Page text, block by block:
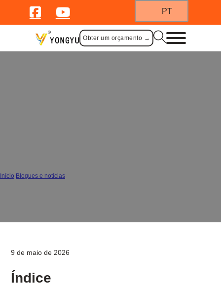
PT
Obter um orçamento →
Início Blogues e notícias
9 de maio de 2026
Índice